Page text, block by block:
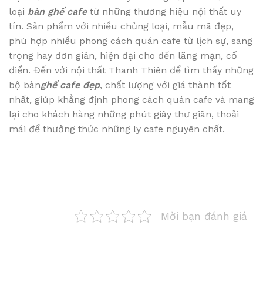
loại bàn ghế cafetừ những thương hiệu nội thất uy
tín. Sản phẩm với nhiều chủng loại, mẫu mã đẹp,
phù hợp nhiều phong cách quán cafe từ lịch sự, sang
trọng hay đơn giản, hiện đại cho đến lãng mạn, cổ
điển. Đến với nội thất Thanh Thiên để tìm thấy những
bộ bànghế cafe đẹp, chất lượng với giá thành tốt
nhất, giúp khẳng định phong cách quán cafe và mang
lại cho khách hàng những phút giây thư giãn, thoải
mái để thưởng thức những ly cafe nguyên chất.
Mời bạn đánh giá